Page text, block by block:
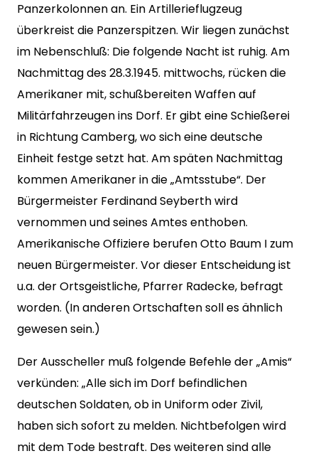
Panzerkolonnen an. Ein Artillerieflugzeug
überkreist die Panzerspitzen. Wir liegen zunächst
im Nebenschluß: Die folgende Nacht ist ruhig. Am
Nachmittag des 28.3.1945. mittwochs, rücken die
Amerikaner mit, schußbereiten Waffen auf
Militärfahrzeugen ins Dorf. Er gibt eine Schießerei
in Richtung Camberg, wo sich eine deutsche
Einheit festge setzt hat. Am späten Nachmittag
kommen Amerikaner in die „Amtsstube“. Der
Bürgermeister Ferdinand Seyberth wird
vernommen und seines Amtes enthoben.
Amerikanische Offiziere berufen Otto Baum I zum
neuen Bürgermeister. Vor dieser Entscheidung ist
u.a. der Ortsgeistliche, Pfarrer Radecke, befragt
worden. (In anderen Ortschaften soll es ähnlich
gewesen sein.)
Der Ausscheller muß folgende Befehle der „Amis“
verkünden: „Alle sich im Dorf befindlichen
deutschen Soldaten, ob in Uniform oder Zivil,
haben sich sofort zu melden. Nichtbefolgen wird
mit dem Tode bestraft. Des weiteren sind alle